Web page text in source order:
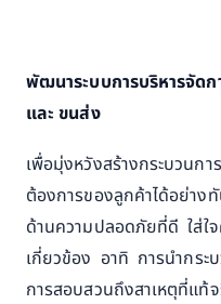
พัฒนาระบบการบริหารจัด
และ ขนส่ง
เพื่อมุ่งหวังสร้างกระบวนก
ต้องการของลูกค้าได้อย่าง
ด้านความปลอดภัยที่ดี ใส่
เกี่ยวข้อง อาทิ การนำกระบ
การสอบสวนถึงสาเหตุที่แท้